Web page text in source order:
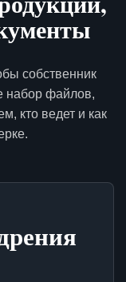
собственник
набор файлов,
кто ведет и как